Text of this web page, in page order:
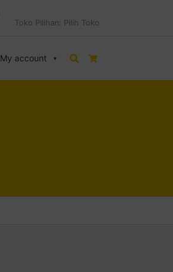
Toko Pilihan: Pilih Toko
My account Search